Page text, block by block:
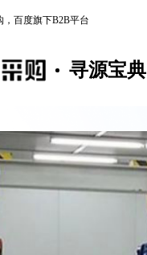
，百度旗下B2B平台
寻源宝典